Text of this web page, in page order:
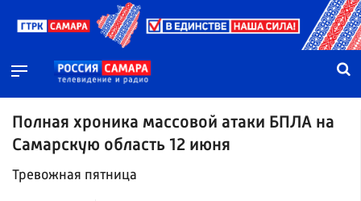
Полная хроника массовой атаки БПЛА на
Самарскую область 12 июня
Тревожная пятница